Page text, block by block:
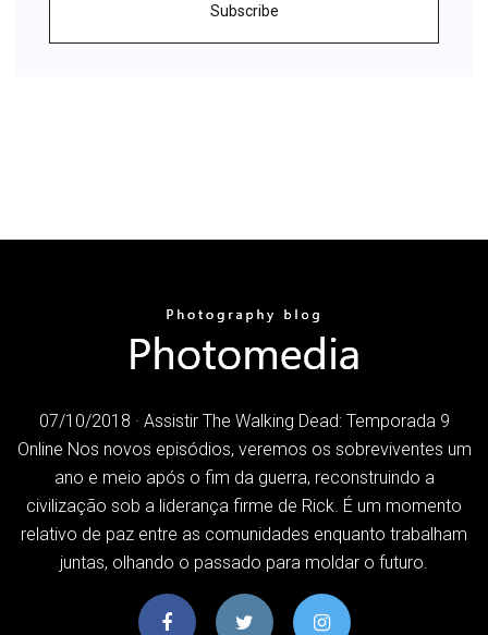
Subscribe
07/10/2018 · Assistir The Walking Dead: Temporada 9
Online Nos novos episódios, veremos os sobreviventes um
ano e meio após o fim da guerra, reconstruindo a
civilização sob a liderança firme de Rick. É um momento
relativo de paz entre as comunidades enquanto trabalham
juntas, olhando o passado para moldar o futuro.